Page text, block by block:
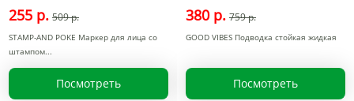
255 р. 509 р.
STAMP-AND POKE Маркер для лица со
штампом
Посмотреть
380 р. 759 р.
GOOD VIBES Подводка стойкая жидкая
Посмотреть